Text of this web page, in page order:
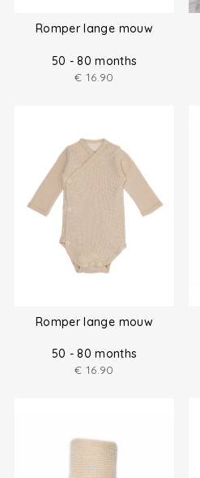
Romper lange mouw
50 - 80 months
€ 16.90
Romper lange mouw
50 - 80 months
€ 16.90